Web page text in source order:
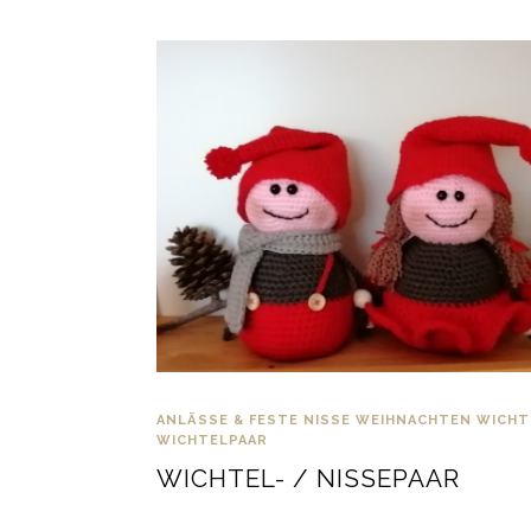
ANLÄSSE & FESTE NISSE WEIHNACHTEN
WICHTELPAAR
WICHTEL- / NISSEPAAR